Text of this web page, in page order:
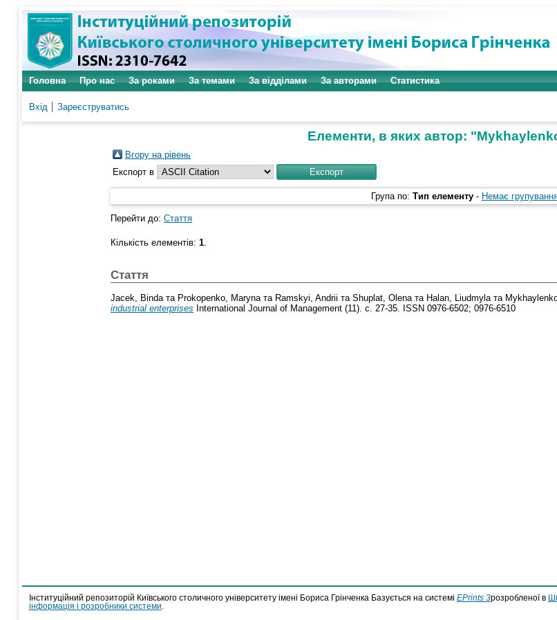
Головна Про нас За роками За темами За відділами За авторами Статистика
Вхід Зареєструватись
Елементи, в яких автор: "
Вгору на рівень
Експорт в
Група по: Тип елементу - Немає
Перейти до: Стаття
Кількість елементів: 1.
Стаття
Jacek, Binda та Prokopenko, Maryna та Ramskyi, Andrii та Shuplat, Olena та Halan, Liudmyla та
industrial enterprises International Journal of Management (11). с. 27-35. ISSN 0976-6502; 0976-6510
Інституційний репозиторій Київського столичного університету імені Бориса Грінченка Базується на системі EPrints 3розробленої в
інформація і розробники системи